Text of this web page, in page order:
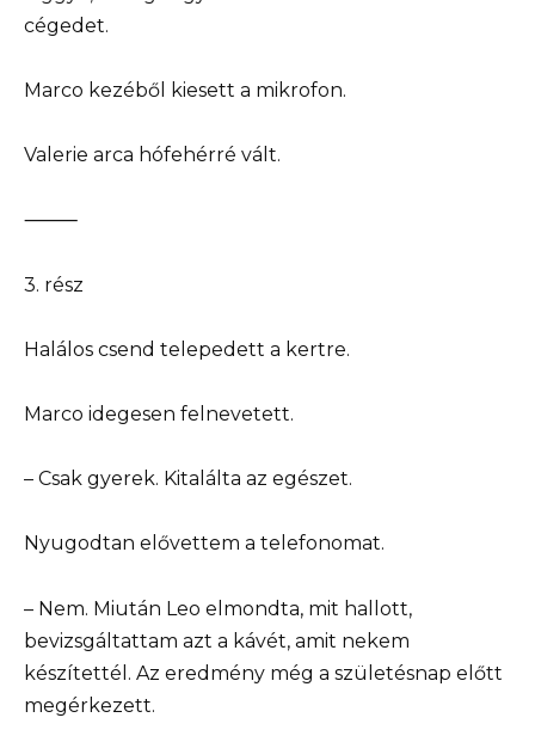
cégedet.
Marco kezéből kiesett a mikrofon.
Valerie arca hófehérré vált.
⸻
3. rész
Halálos csend telepedett a kertre.
Marco idegesen felnevetett.
– Csak gyerek. Kitalálta az egészet.
Nyugodtan elővettem a telefonomat.
– Nem. Miután Leo elmondta, mit hallott,
bevizsgáltattam azt a kávét, amit nekem
készítettél. Az eredmény még a születésnap előtt
megérkezett.